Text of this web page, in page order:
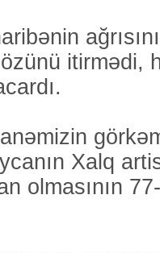
itirmədi,
Xalq
olmasının